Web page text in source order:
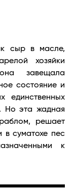
сыр в масле,
хозяйки
завещала
состояние и
единственных
Но эта жадная
решает
в суматохе пес
к